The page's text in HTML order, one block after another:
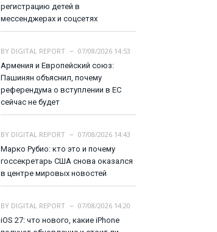
регистрацию детей в
мессенджерах и соцсетях
BY DIGITAL REPORT
07/08/2026 14:53
Армения и Европейский союз:
Пашинян объяснил, почему
референдума о вступлении в ЕС
сейчас не будет
BY DIGITAL REPORT
07/08/2026 14:43
Марко Рубио: кто это и почему
госсекретарь США снова оказался
в центре мировых новостей
BY DIGITAL REPORT
07/08/2026 14:20
iOS 27: что нового, какие iPhone